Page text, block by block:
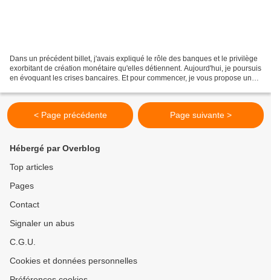
Dans un précédent billet, j'avais expliqué le rôle des banques et le privilège
exorbitant de création monétaire qu'elles détiennent. Aujourd'hui, je poursuis
en évoquant les crises bancaires. Et pour commencer, je vous propose une
< Page précédente Page suivante >
Hébergé par Overblog
Top articles
Pages
Contact
Signaler un abus
C.G.U.
Cookies et données personnelles